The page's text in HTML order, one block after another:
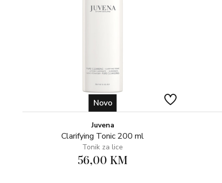
Novo
Juvena
Clarifying Tonic 200 ml
Tonik za lice
56,00 KM